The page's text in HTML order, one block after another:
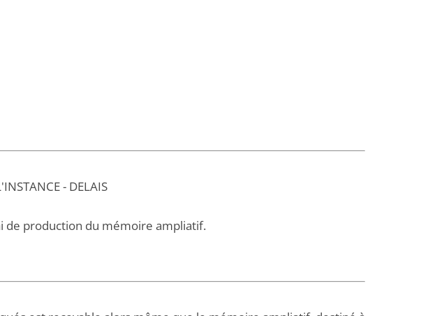
- DELAIS
de production du mémoire ampliatif.